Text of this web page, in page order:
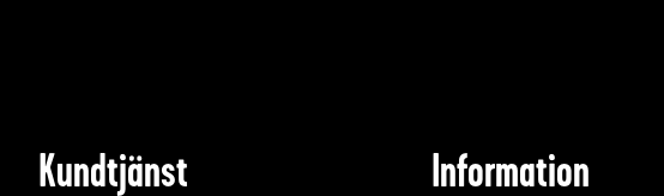
Kundtjänst Information